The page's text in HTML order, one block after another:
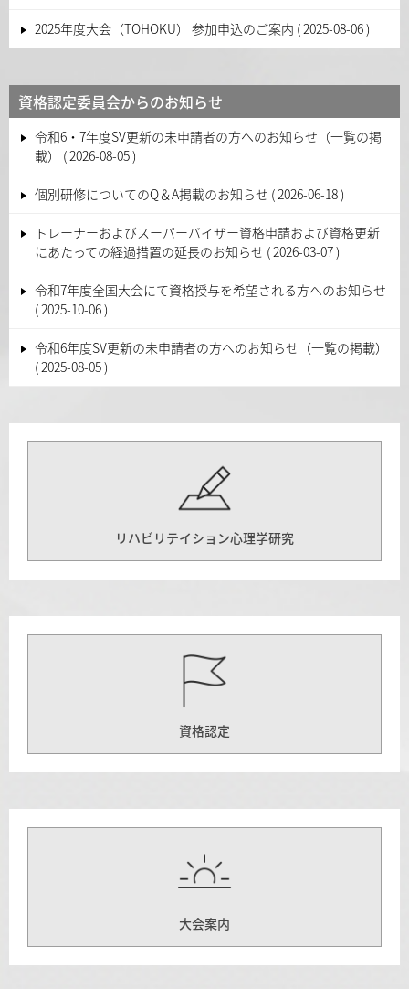
2025年度大会（TOHOKU） 参加申込のご案内 2025-08-06
資格認定委員会からのお知らせ
令和6・7年度SV更新の未申請者の方へのお知らせ（一覧の掲
載）
2026-08-05
個別研修についてのQ＆A掲載のお知らせ 2026-06-18
トレーナーおよびスーパーバイザー資格申請および資格更新
にあたっての経過措置の延長のお知らせ 2026-03-07
令和7年度全国大会にて資格授与を希望される方へのお知らせ
2025-10-06
令和6年度SV更新の未申請者の方へのお知らせ（一覧の掲載）
2025-08-05
リハビリテイション心理学研究
資格認定
大会案内